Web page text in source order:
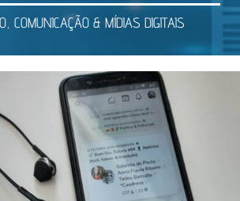
COMUNICAÇÃO & MÍDIAS DIGITAIS